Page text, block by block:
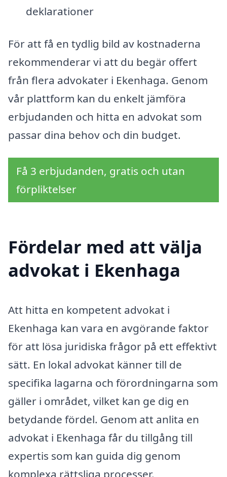
deklarationer
För att få en tydlig bild av kostnaderna
rekommenderar vi att du begär offert
från flera advokater i Ekenhaga. Genom
vår plattform kan du enkelt jämföra
erbjudanden och hitta en advokat som
passar dina behov och din budget.
Få 3 erbjudanden, gratis och utan
förpliktelser
Fördelar med att välja
advokat i Ekenhaga
Att hitta en kompetent advokat i
Ekenhaga kan vara en avgörande faktor
för att lösa juridiska frågor på ett effektivt
sätt. En lokal advokat känner till de
specifika lagarna och förordningarna som
gäller i området, vilket kan ge dig en
betydande fördel. Genom att anlita en
advokat i Ekenhaga får du tillgång till
expertis som kan guida dig genom
komplexa rättsliga processer.